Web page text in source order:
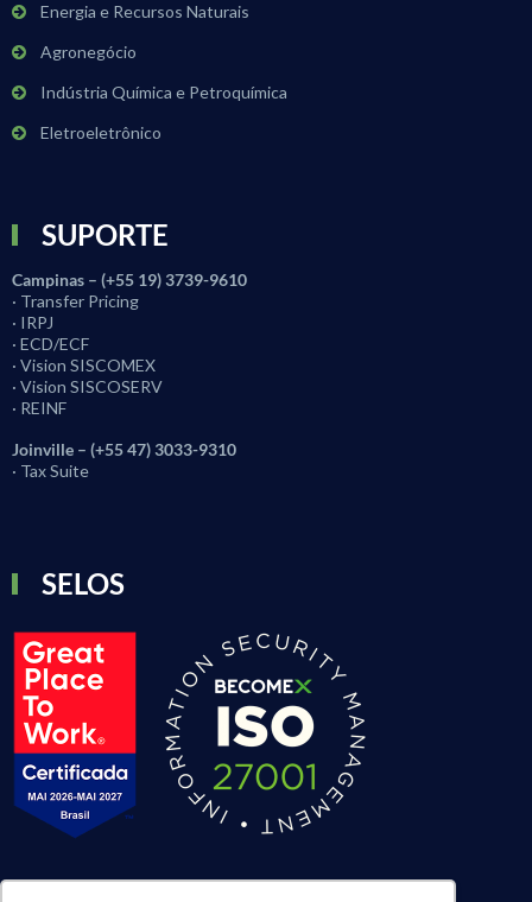
Energia e Recursos Naturais
Agronegócio
Indústria Química e Petroquímica
Eletroeletrônico
SUPORTE
Campinas – (+55 19) 3739-9610
· Transfer Pricing
· IRPJ
· ECD/ECF
· Vision SISCOMEX
· Vision SISCOSERV
· REINF
Joinville – (+55 47) 3033-9310
· Tax Suite
SELOS